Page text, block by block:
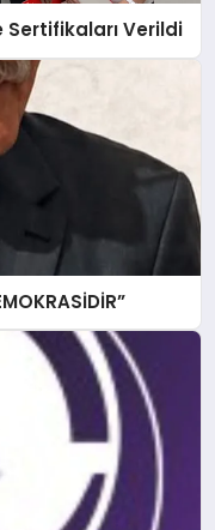
Verildi